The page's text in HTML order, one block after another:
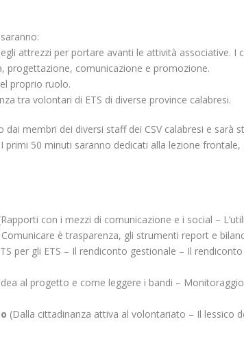
attrezzi per portare avanti le attività associative. I
progettazione, comunicazione e promozione.
proprio ruolo.
tra volontari di ETS di diverse province calabresi.
membri dei diversi staff dei CSV calabresi e sarà
primi 50 minuti saranno dedicati alla lezione
con i mezzi di comunicazione e i social –
è trasparenza, gli strumenti report e
per gli ETS – Il rendiconto gestionale – Il
al progetto e come leggere i bandi –
(Dalla cittadinanza attiva al volontariato – Il lessico